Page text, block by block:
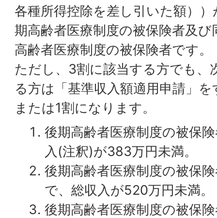
各種所得控除を差し引いた額）
期高齢者医療制度の被保険者及
高齢者医療制度の被保険者です。
ただし、3割に該当する方でも、
る方は「基準収入額適用申請」
または1割になります。
後期高齢者医療制度の被保
入(注釈)が383万円未満。
後期高齢者医療制度の被保
で、総収入が520万円未満。
後期高齢者医療制度の被保